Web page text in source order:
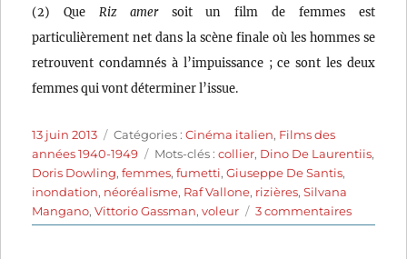
(2) Que Riz amersoit un film de femmes est
particulièrement net dans la scène finale où les hommes se
retrouvent condamnés à l’impuissance ; ce sont les deux
femmes qui vont déterminer l’issue.
Publié
le
13 juin 2013 Catégories
Catégories :Cinéma italien, Films des
années 1940-1949
Étiquettes
Mots-clés :collier, Dino De Laurentiis,
Doris Dowling,femmes,fumetti,Giuseppe De Santis,
inondation, néoréalisme, Raf Vallone, rizières,Silvana
Mangano,Vittorio Gassman,voleur 3 commentairessur
Riz